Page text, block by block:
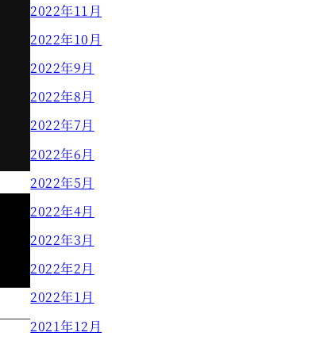
2022年11月
2022年10月
2022年9月
2022年8月
2022年7月
2022年6月
2022年5月
2022年4月
2022年3月
2022年2月
2022年1月
2021年12月